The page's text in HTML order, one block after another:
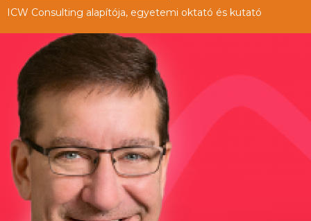
ICW Consulting alapítója, egyetemi oktató és kutató